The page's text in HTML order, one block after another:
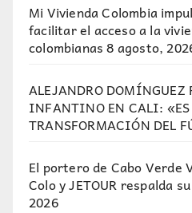
Mi Vivienda Colombia
facilitar el acceso a la
colombianas 8 agosto,
ALEJANDRO DOMÍNGUEZ
INFANTINO EN CALI: «ES
TRANSFORMACIÓN DEL
El portero de Cabo Verde
Colo y JETOUR respalda
2026